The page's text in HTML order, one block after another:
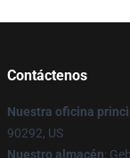
Contáctenos
Nuestra oficina
90292, US
Nuestro almacén: